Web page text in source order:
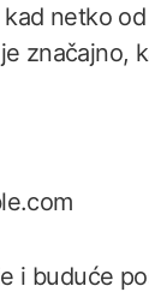
kad netko
značajno,
i buduće